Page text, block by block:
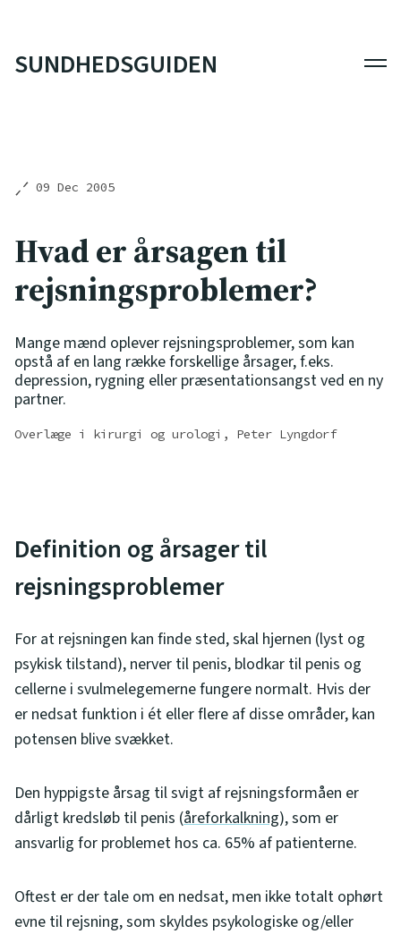
SUNDHEDSGUIDEN
09 Dec 2005
Hvad er årsagen til
rejsningsproblemer?
Mange mænd oplever rejsningsproblemer, som kan
opstå af en lang række forskellige årsager, f.eks.
depression, rygning eller præsentationsangst ved en ny
partner.
Overlæge i kirurgi og urologi, Peter Lyngdorf
Definition og årsager til
rejsningsproblemer
For at rejsningen kan finde sted, skal hjernen (lyst og
psykisk tilstand), nerver til penis, blodkar til penis og
cellerne i svulmelegemerne fungere normalt. Hvis der
er nedsat funktion i ét eller flere af disse områder, kan
potensen blive svækket.
Den hyppigste årsag til svigt af rejsningsformåen er
dårligt kredsløb til penis (åreforkalkning), som er
ansvarlig for problemet hos ca. 65% af patienterne.
Oftest er der tale om en nedsat, men ikke totalt ophørt
evne til rejsning, som skyldes psykologiske og/eller